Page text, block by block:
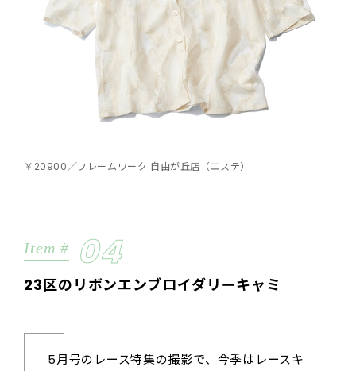
￥20900／フレームワーク 自由が丘店（エステ）
Item # 04
23区のリボンエンブロイダリーキャミ
5月号のレース特集の撮影で、今季はレースキ